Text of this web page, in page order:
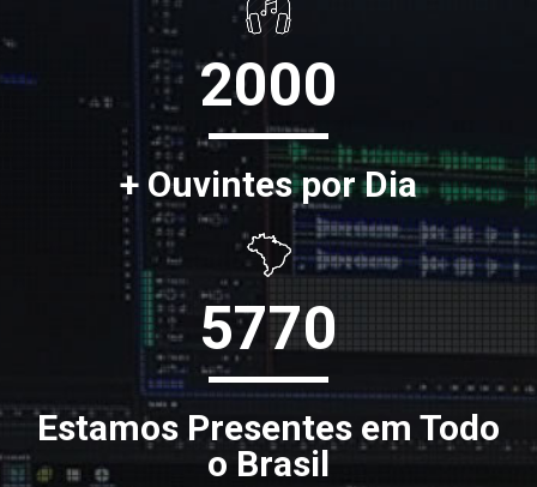
2000
+ Ouvintes por Dia
5770
Estamos Presentes em Todo
o Brasil